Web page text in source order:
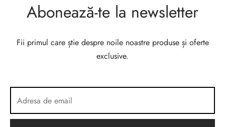
Abonează-te la newsletter
Fii primul care știe despre noile noastre produse și oferte
exclusive.